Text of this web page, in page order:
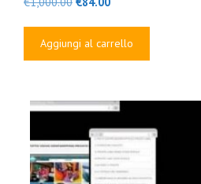
era:
è:
Aggiungi al carrello